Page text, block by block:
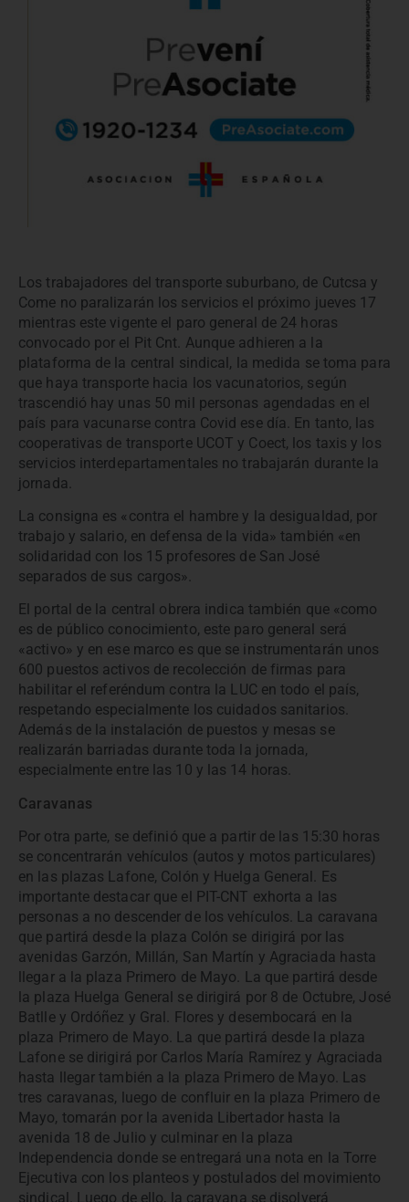
Los trabajadores del transporte suburbano, de Cutcsa y
Come no paralizarán los servicios el próximo jueves 17
mientras este vigente el paro general de 24 horas
convocado por el Pit Cnt. Aunque adhieren a la
plataforma de la central sindical, la medida se toma para
que haya transporte hacia los vacunatorios, según
trascendió hay unas 50 mil personas agendadas en el
país para vacunarse contra Covid ese día. En tanto, las
cooperativas de transporte UCOT y Coect, los taxis y los
servicios interdepartamentales no trabajarán durante la
jornada.
La consigna es «contra el hambre y la desigualdad, por
trabajo y salario, en defensa de la vida» también «en
solidaridad con los 15 profesores de San José
separados de sus cargos».
El portal de la central obrera indica también que «como
es de público conocimiento, este paro general será
«activo» y en ese marco es que se instrumentarán unos
600 puestos activos de recolección de firmas para
habilitar el referéndum contra la LUC en todo el país,
respetando especialmente los cuidados sanitarios.
Además de la instalación de puestos y mesas se
realizarán barriadas durante toda la jornada,
especialmente entre las 10 y las 14 horas.
Caravanas
Por otra parte, se definió que a partir de las 15:30 horas
se concentrarán vehículos (autos y motos particulares)
en las plazas Lafone, Colón y Huelga General. Es
importante destacar que el PIT-CNT exhorta a las
personas a no descender de los vehículos. La caravana
que partirá desde la plaza Colón se dirigirá por las
avenidas Garzón, Millán, San Martín y Agraciada hasta
llegar a la plaza Primero de Mayo. La que partirá desde
la plaza Huelga General se dirigirá por 8 de Octubre, José
Batlle y Ordóñez y Gral. Flores y desembocará en la
plaza Primero de Mayo. La que partirá desde la plaza
Lafone se dirigirá por Carlos María Ramírez y Agraciada
hasta llegar también a la plaza Primero de Mayo. Las
tres caravanas, luego de confluir en la plaza Primero de
Mayo, tomarán por la avenida Libertador hasta la
avenida 18 de Julio y culminar en la plaza
Independencia donde se entregará una nota en la Torre
Ejecutiva con los planteos y postulados del movimiento
sindical. Luego de ello, la caravana se disolverá